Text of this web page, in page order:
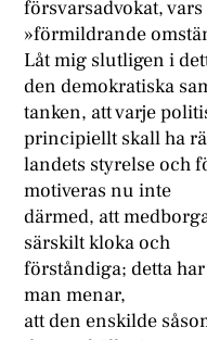
försvarsadvokat,
»förmildrande
Låt mig slutligen i
den demokratiska
tanken, att varje
principiellt skall ha
landets styrelse och
motiveras nu inte
därmed, att
särskilt kloka och
förståndiga; detta
man menar,
att den enskilde